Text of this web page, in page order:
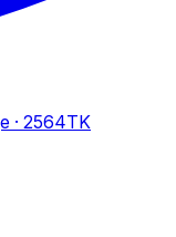
· 2564TK